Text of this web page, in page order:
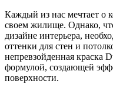
Каждый из нас мечтает о
своем жилище. Однако,
дизайне интерьера,
оттенки для стен и
непревзойденная краска
формулой, создающей
поверхности.